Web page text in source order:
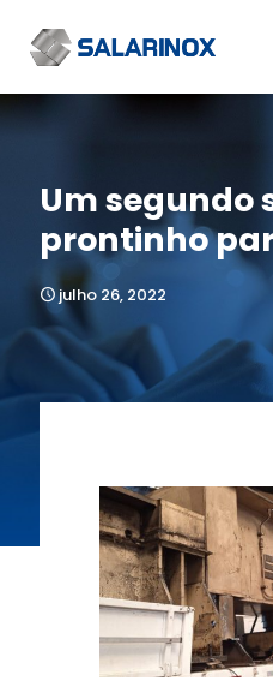
Um segundo
prontinho
julho 26, 2022